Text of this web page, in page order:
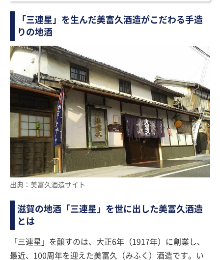
「三連星」を生んだ美富久酒造がこだわる手造
りの地酒
出典：美冨久酒造サイト
滋賀の地酒「三連星」を世に出した美冨久酒造
とは
「三連星」を醸すのは、大正6年（1917年）に創業し、
最近、100周年を迎えた美冨久（みふく）酒造です。い